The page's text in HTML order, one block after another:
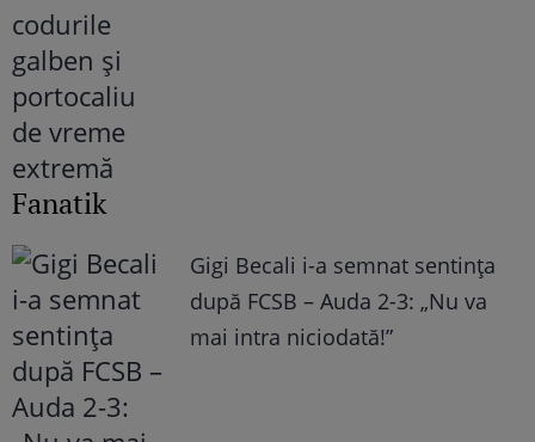
Fanatik
Gigi Becali i-a semnat sentința
după FCSB – Auda 2-3: „Nu va
mai intra niciodată!”